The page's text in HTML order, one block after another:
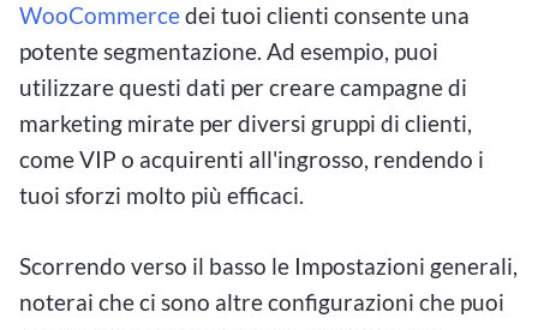
WooCommercedei tuoi clienti consente una
potente segmentazione. Ad esempio, puoi
utilizzare questi dati per creare campagne di
marketing mirate per diversi gruppi di clienti,
come VIP o acquirenti all'ingrosso, rendendo i
tuoi sforzi molto più efficaci.
Scorrendo verso il basso le Impostazioni generali,
noterai che ci sono altre configurazioni che puoi